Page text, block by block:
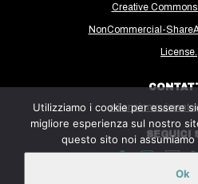
Creative
NonCommercial-
License.
SEGUICI
Utilizziamo i cookie per essere
migliore esperienza sul nostro
questo sito noi
Ok